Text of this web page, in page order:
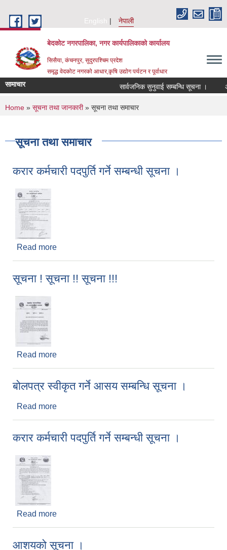
English
नेपाली
बेदकोट नगरपालिका, नगर कार्यपालिकाको कार्यालय
सिसैया, कंचनपुर, सुदुरपश्चिम प्रदेश
समृद्ध वेदकोट नगरको आधार,कृषि उद्योग पर्यटन र पूर्वाधार
सामाचार सार्वजनिक सुनुवाई सम्बन्धि सूचना ।
You are here
Home » सूचना तथा जानकारी» सूचना तथा समाचार
सूचना तथा समाचार
करार कर्मचारी पदपुर्ति गर्ने सम्बन्धी सूचना ।
Read more
सूचना ! सूचना !! सूचना !!!
Read more
बोलपत्र स्वीकृत गर्ने आसय सम्बन्धि सूचना ।
Read more
करार कर्मचारी पदपुर्ति गर्ने सम्बन्धी सूचना ।
Read more
आशयको सूचना ।